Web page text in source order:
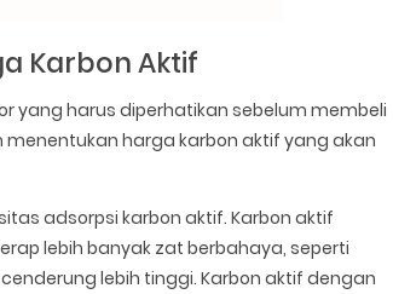
Karbon Aktif
yang harus diperhatikan sebelum membeli
harga karbon aktif yang akan
adsorpsi karbon aktif. Karbon aktif
lebih banyak zat berbahaya, seperti
lebih tinggi. Karbon aktif dengan